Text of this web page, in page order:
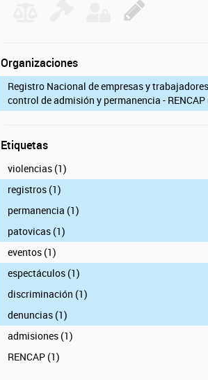
Organizaciones
Registro Nacional de empresas y
control de admisión y permanencia - RENCAP
Etiquetas
violencias (1)
registros (1)
permanencia (1)
patovicas (1)
eventos (1)
espectáculos (1)
discriminación (1)
denuncias (1)
admisiones (1)
RENCAP (1)